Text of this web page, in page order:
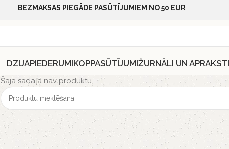
BEZMAKSAS PIEGĀDE PASŪTĪJUMIEM NO 50 EUR
DZIJAPIEDERUMIKOPPASŪTĪJUMIŽURNĀLI UN APRAKSTI
Šajā sadaļā nav produktu